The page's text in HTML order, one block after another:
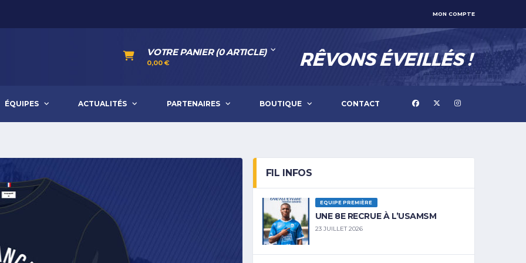
MON COMPTE
VOTRE PANIER (0 ARTICLE)
0,00€
ÉQUIPES ACTUALITÉS PARTENAIRES BOUTIQUE CONTACT
FIL INFOS
EQUIPE PREMIÈRE
UNE 8E RECRUE À L’USAMSM
23 JUILLET 2026